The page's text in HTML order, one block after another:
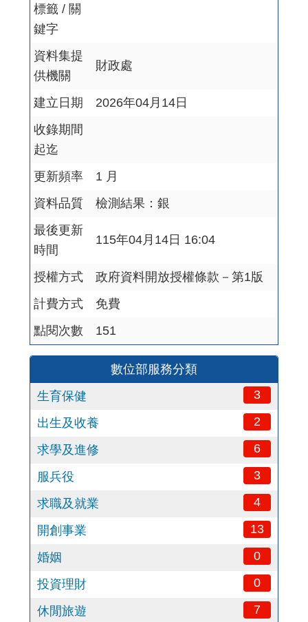
數位部服務分類
生育保健
3
出生及收養 2
求學及進修 6
服兵役 3
求職及就業 4
開創事業 13
婚姻 0
投資理財 0
休閒旅遊 7
標籤 / 關
鍵字
資料集提
供機關
財政處
建立日期
2026年04月14日
收錄期間
起迄
更新頻率
1 月
資料品質
檢測結果：銀
最後更新
時間
115年04月14日 16:04
授權方式
政府資料開放授權條款－第1版
計費方式
免費
點閱次數
151